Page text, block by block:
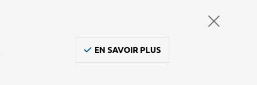
EN SAVOIR PLUS